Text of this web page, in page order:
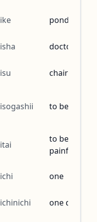
ike pond
isha doctor
isu chair
isogashii to be busy
itai
to be
painful
ichi one
ichinichi one day